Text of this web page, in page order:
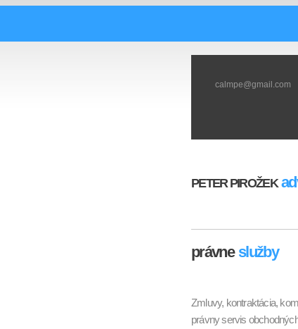
calmpe@gmail.com
PETER PIROŽEK
právneslužby
Zmluvy, kontraktácia,
právny servis